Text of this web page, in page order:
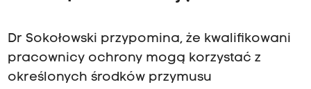
Dr Sokołowski przypomina, że kwalifikowani
pracownicy ochrony mogą korzystać z
określonych środków przymusu